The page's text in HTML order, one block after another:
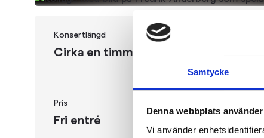
Samtycke
Denna webbplats
Vi använder
Konsertlängd
Cirka en timme
Hedvig Kyrka,
Norrköping
Pris
Fri entré